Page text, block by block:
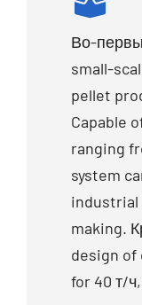
Во-
small-
pellet
Capable
ranging
system
industrial
making.
design of
for 40 т/